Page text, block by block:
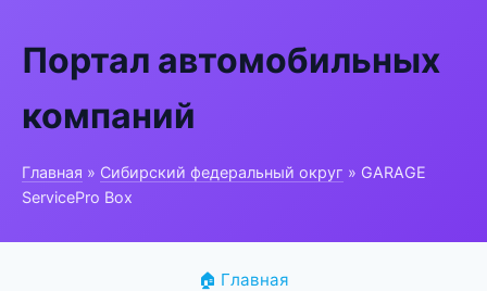
Портал автомобильных
компаний
Главная » Сибирский федеральный округ » GARAGE
ServicePro Box
🏠 Главная